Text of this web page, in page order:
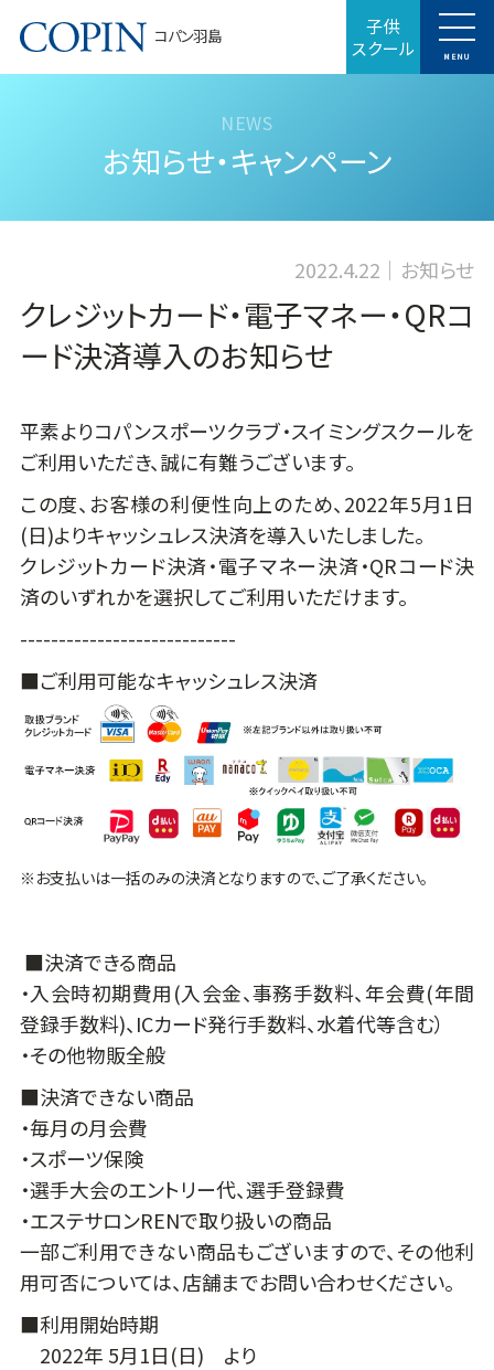
コパン羽島 子供
スクール MENU
お知らせ・キャンペーン
クレジットカード・電子マネー・QRコ
ード決済導入のお知らせ
2022.4.22 お知らせ
平素よりコパンスポーツクラブ・スイミングスクールを
ご利用いただき、誠に有難うございます。
この度、お客様の利便性向上のため、2022年5月1日
(日)よりキャッシュレス決済を導入いたしました。
クレジットカード決済・電子マネー決済・QRコード決
済のいずれかを選択してご利用いただけます。
----------------------------
■ご利用可能なキャッシュレス決済
※お支払いは一括のみの決済となりますので、ご了承ください。
■決済できる商品
・入会時初期費用(入会金、事務手数料、年会費(年間
登録手数料)、ICカード発行手数料、水着代等含む）
・その他物販全般
■決済できない商品
・毎月の月会費
・スポーツ保険
・選手大会のエントリー代、選手登録費
・エステサロンRENで取り扱いの商品
一部ご利用できない商品もございますので、その他利
用可否については、店舗までお問い合わせください。
■利用開始時期
2022年 5月1日(日) より